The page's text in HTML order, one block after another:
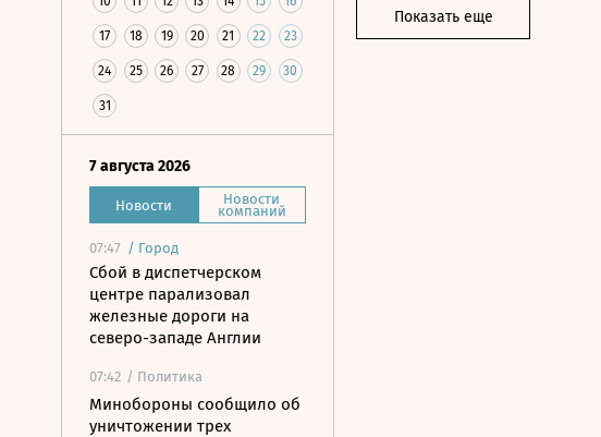
17 18 19 20 21 22 23
24 25 26 27 28 29 30
31
7 августа 2026
Новости Новости
компаний
07:47 / Город
Сбой в диспетчерском
центре парализовал
железные дороги на
северо-западе Англии
07:42 / Политика
Минобороны сообщило об
уничтожении трех
Показать еще